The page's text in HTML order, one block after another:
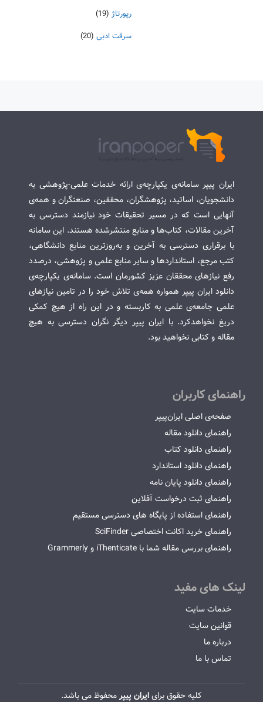
رپورتاژ (19)
سرقت ادبی (20)
ایران پیپر سامانه‌ی یکپارچه‌ی ارائه خدمات علمی-پژوهشی به
دانشجویان، اساتید، پژوهشگران، محققین، صنعتگران و همه‌ی
آنهایی است که در مسیر تحقیقات خود نیازمند دسترسی به
آخرین مقالات، کتاب‌ها و منابع منتشرشده هستند. این سامانه
با برقراری دسترسی به آخرین و به‌روزترین منابع دانشگاهی،
کتب مرجع، استانداردها و سایر منابع علمی و پژوهشی، درصدد
رفع نیازهای محققان عزیز کشورمان است. سامانه‌ی یکپارچه‌ی
دانلود ایران پیپر همواره همه‌ی تلاش خود را در تامین نیازهای
علمی جامعه‌ی علمی به کاربسته و در این راه از هیچ کمکی
دریغ نخواهدکرد. با ایران پیپر دیگر نگران دسترسی به هیچ
مقاله و کتابی نخواهید بود.
راهنمای کاربران
صفحه‌ی اصلی ایران‌پیپر
راهنمای دانلود مقاله
راهنمای دانلود کتاب
راهنمای دانلود استاندارد
راهنمای دانلود پایان نامه
راهنمای ثبت درخواست آفلاین
راهنمای استفاده از پایگاه های دسترسی مستقیم
راهنمای خرید اکانت اختصاصی SciFinder
راهنمای بررسی مقاله شما با iThenticate و Grammerly
لینک های مفید
خدمات سایت
قوانین سایت
درباره ما
تماس با ما
کلیه حقوق برایایران پیپرمحفوظ می باشد.